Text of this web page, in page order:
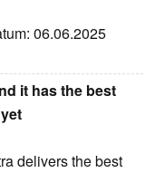
06.06.2025
it has the best
delivers the best